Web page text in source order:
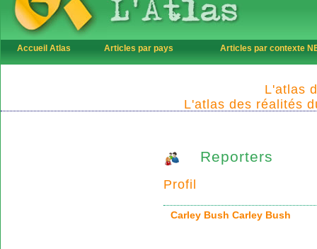
Accueil Atlas Articles par pays Articles par contexte
L'atlas
L'atlas des réalités
Reporters
Profil
Carley Bush Carley Bush